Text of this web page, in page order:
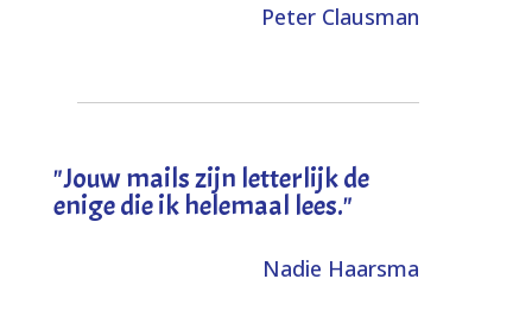
Peter Clausman
"Jouw mails zijn letterlijk de
enige die ik helemaal lees."
Nadie Haarsma